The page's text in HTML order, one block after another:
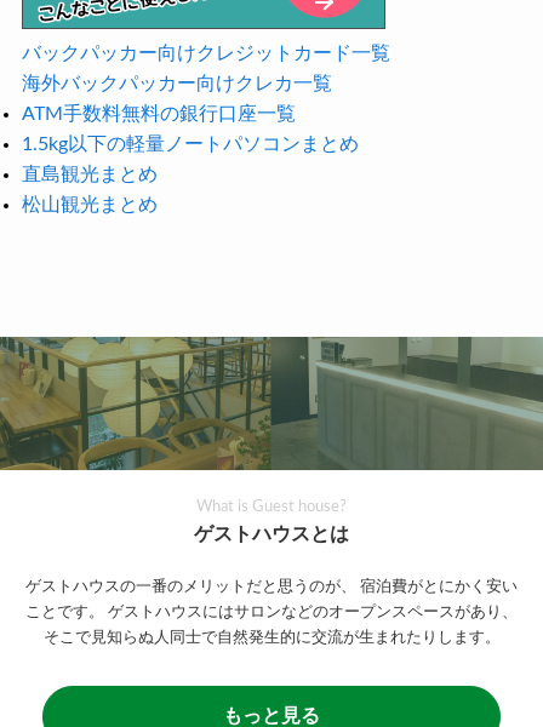
バックパッカー向けクレジットカード一覧
海外バックパッカー向けクレカ一覧
ATM手数料無料の銀行口座一覧
1.5kg以下の軽量ノートパソコンまとめ
直島観光まとめ
松山観光まとめ
What is Guest house?
ゲストハウスとは
ゲストハウスの一番のメリットだと思うのが、
宿泊費がとにかく安い
ことです。
ゲストハウスにはサロンなどのオープンスペースがあり、
そこで見知らぬ人同士で自然発生的に交流が生まれたりします。
もっと見る